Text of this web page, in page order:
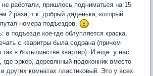
работали, пришлось подниматься на 15
2 раза, т.к. добрый дяденька, который
номера подъездов.
в подъезде кое-где облупляется краска,
с кваритры была содрана (причем
так в большинстве квартир). И еще: у нас
где эркер, деревянный подоконник вместо
в других комнатах пластиковый. Это у всех